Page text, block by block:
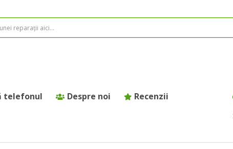
telefonul Despre noi Recenzii